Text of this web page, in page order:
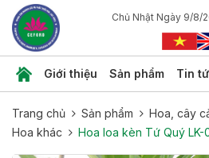
Chủ Nhật Ngày 9/8/
Giới thiệu Sản phẩm Tin
Trang chủ Sản phẩm
Hoa, cây
Hoa khác
Hoa loa kèn Tứ Quý LK-